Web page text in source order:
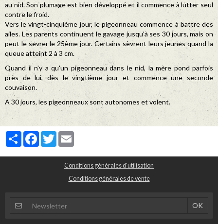
au nid. Son plumage est bien développé et il commence à lutter seul
contre le froid.
Vers le vingt-cinquième jour, le pigeonneau commence à battre des
ailes. Les parents continuent le gavage jusqu'à ses 30 jours, mais on
peut le sevrer le 25ème jour. Certains sèvrent leurs jeunes quand la
queue atteint 2 à 3 cm.
Quand il n'y a qu'un pigeonneau dans le nid, la mère pond parfois
près de lui, dès le vingtième jour et commence une seconde
couvaison.
A 30 jours, les pigeonneaux sont autonomes et volent.
PartagerFacebook
Twitter
Conditions générales d'utilisation
Conditions générales de vente